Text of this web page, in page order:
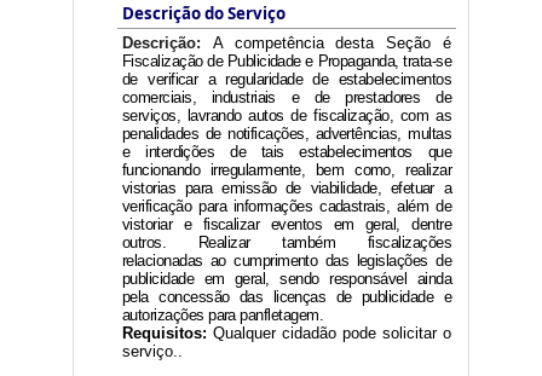
Descrição do Serviço
Descrição: A competência desta Seção é
Fiscalização de Publicidade e Propaganda, trata-se
de verificar a regularidade de estabelecimentos
comerciais, industriais e de prestadores de
serviços, lavrando autos de fiscalização, com as
penalidades de notificações, advertências, multas
e interdições de tais estabelecimentos que
funcionando irregularmente, bem como, realizar
vistorias para emissão de viabilidade, efetuar a
verificação para informações cadastrais, além de
vistoriar e fiscalizar eventos em geral, dentre
outros. Realizar também fiscalizações
relacionadas ao cumprimento das legislações de
publicidade em geral, sendo responsável ainda
pela concessão das licenças de publicidade e
autorizações para panfletagem.
Requisitos: Qualquer cidadão pode solicitar o
serviço..